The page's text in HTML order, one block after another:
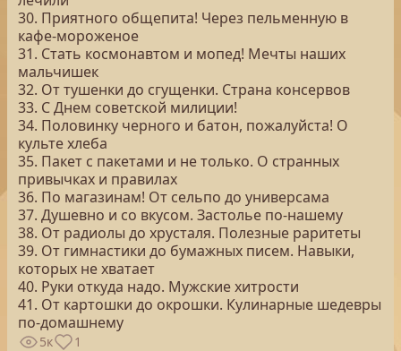
30. Приятного общепита! Через пельменную в
кафе-мороженое
31. Стать космонавтом и мопед! Мечты наших
мальчишек
32. От тушенки до сгущенки. Страна консервов
33. С Днем советской милиции!
34. Половинку черного и батон, пожалуйста! О
культе хлеба
35. Пакет с пакетами и не только. О странных
привычках и правилах
36. По магазинам! От сельпо до универсама
37. Душевно и со вкусом. Застолье по-нашему
38. От радиолы до хрусталя. Полезные раритеты
39. От гимнастики до бумажных писем. Навыки,
которых не хватает
40. Руки откуда надо. Мужские хитрости
41. От картошки до окрошки. Кулинарные шедевры
по-домашнему
5к 1